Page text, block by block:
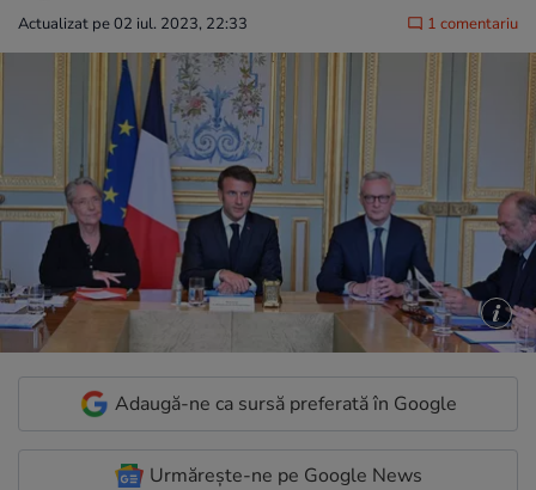
Actualizat pe 02 iul. 2023, 22:33 1 comentariu
Adaugă-ne ca sursă preferată în Google
Urmărește-ne pe Google News